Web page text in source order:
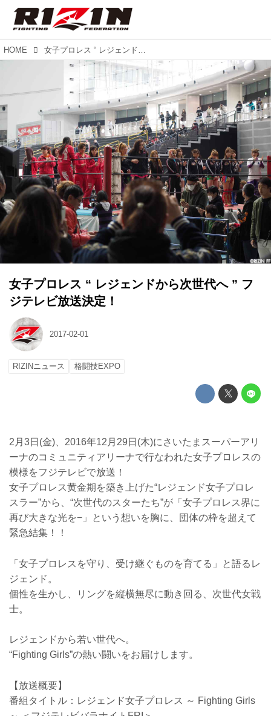
HOME 女子プロレス “ レジェンドから次世代へ ” フジテレビ放送決定！
女子プロレス “ レジェンドから次世代へ ” フ
ジテレビ放送決定！
2017-02-01
RIZINニュース 格闘技EXPO
2月3日(金)、2016年12月29日(木)にさいたまスーパーアリ
ーナのコミュニティアリーナで行なわれた女子プロレスの
模様をフジテレビで放送！
女子プロレス黄金期を築き上げた“レジェンド女子プロレ
スラー”から、“次世代のスターたち”が「女子プロレス界に
再び大きな光を−」という想いを胸に、団体の枠を超えて
緊急結集！！
「女子プロレスを守り、受け継ぐものを育てる」と語るレ
ジェンド。
個性を生かし、リングを縦横無尽に動き回る、次世代女戦
士。
レジェンドから若い世代へ。
“Fighting Girls”の熱い闘いをお届けします。
【放送概要】
番組タイトル：レジェンド女子プロレス ～ Fighting Girls